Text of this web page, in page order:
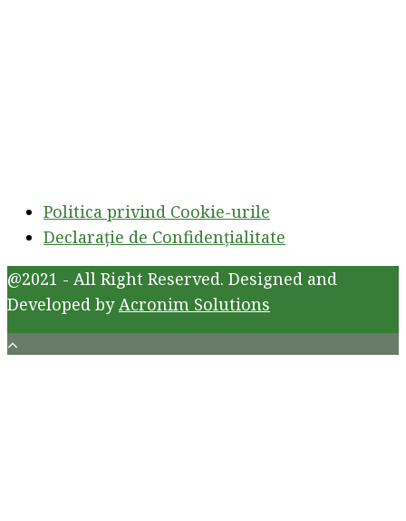
Politica privind Cookie-urile
Declarație de Confidențialitate
@2021 - All Right Reserved. Designed and
Developed by Acronim Solutions